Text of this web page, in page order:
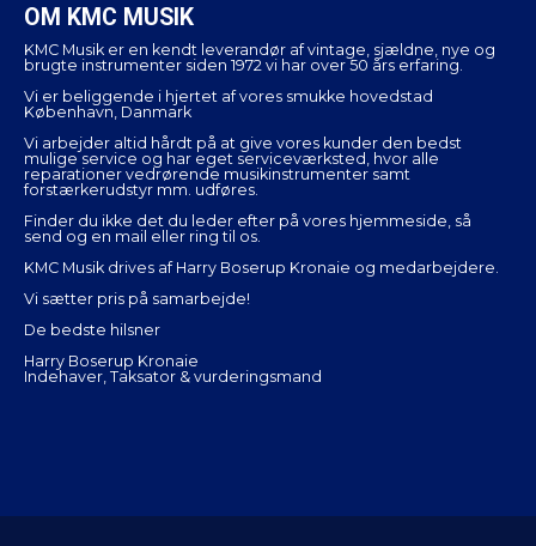
OM KMC MUSIK
KMC Musik er en kendt leverandør af vintage, sjældne, nye og
brugte instrumenter siden 1972 vi har over 50 års erfaring.
Vi er beliggende i hjertet af vores smukke hovedstad
København, Danmark
Vi arbejder altid hårdt på at give vores kunder den bedst
mulige service og har eget serviceværksted, hvor alle
reparationer vedrørende musikinstrumenter samt
forstærkerudstyr mm. udføres.
Finder du ikke det du leder efter på vores hjemmeside, så
send og en mail eller ring til os.
KMC Musik drives af Harry Boserup Kronaie og medarbejdere.
Vi sætter pris på samarbejde!
De bedste hilsner
Harry Boserup Kronaie
Indehaver, Taksator & vurderingsmand